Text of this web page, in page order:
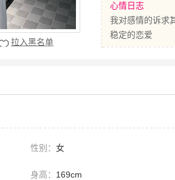
心情日志
我对感情的诉求
稳定的恋爱
拉入黑名单
性别： 女
身高： 169cm